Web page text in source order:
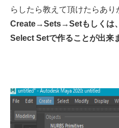
らしたら教えて頂けたらあり
Create→Sets→Setもしく
Select Setで作ることが出来